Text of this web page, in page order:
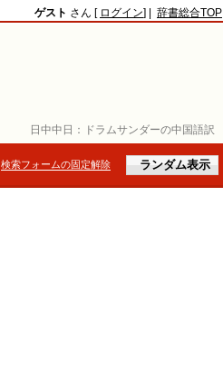
日中中日： ドラムサンダーの中国語訳
ゲスト さん [ ログイン] | 辞書総合TOP
検索フォームの固定解除